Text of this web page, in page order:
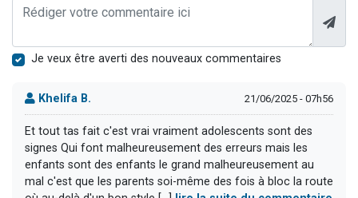
Je veux être averti des nouveaux commentaires
Khelifa B. 21/06/2025 - 07h56
Et tout tas fait c'est vrai vraiment adolescents sont des
signes Qui font malheureusement des erreurs mais les
enfants sont des enfants le grand malheureusement au
mal c'est que les parents soi-même des fois à bloc la route